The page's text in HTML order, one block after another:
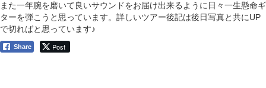
また一年腕を磨いて良いサウンドをお届け出来るように日々一生懸命ギ
ターを弾こうと思っています。詳しいツアー後記は後日写真と共にUP
で切ればと思っています♪
Share Post